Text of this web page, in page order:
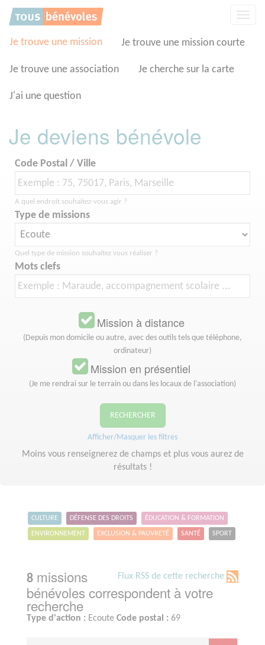
Je trouve une mission Je trouve une mission courte
Je trouve une association Je cherche sur la carte
J'ai une question
Je deviens bénévole
Code Postal / Ville
A quel endroit souhaitez-vous agir ?
Type de missions
Quel type de mission souhaitez vous réaliser ?
Mots clefs
Mission à distance
(Depuis mon domicile ou autre, avec des outils tels que téléphone,
ordinateur)
Mission en présentiel
(Je me rendrai sur le terrain ou dans les locaux de l'association)
RECHERCHER
Afficher/Masquer les filtres
Moins vous renseignerez de champs et plus vous aurez de
résultats !
CULTURE DÉFENSE DES DROITS ÉDUCATION & FORMATION
ENVIRONNEMENT EXCLUSION & PAUVRETÉ SANTÉ SPORT
Flux RSS de cette recherche
8 missions
bénévoles correspondent à votre
recherche
Type d'action : Ecoute Code postal : 69
Panneau de gestion des cookies